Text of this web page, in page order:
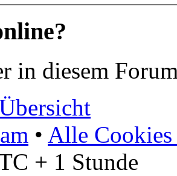
in diesem
• Alle Cookies
+ 1 Stunde